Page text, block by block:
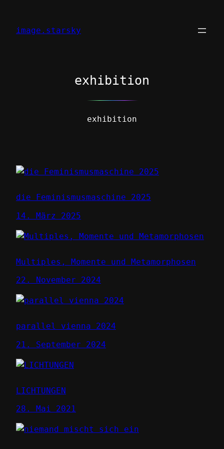
springen
image.starsky
exhibition
exhibition
die Feminismusmaschine 2025
14. März 2025
Multiples, Momente und Metamorphosen
22. November 2024
parallel vienna 2024
21. September 2024
LICHTUNGEN
28. Mai 2021